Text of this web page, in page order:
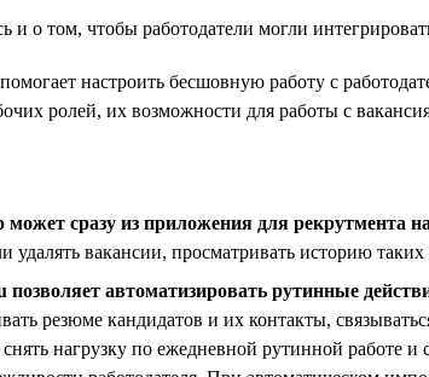
и о том, чтобы работодатели могли
настроить бесшовную работу с
ролей, их возможности для работы с
сразу из приложения для рекрутмента
удалять вакансии, просматривать историю таких
автоматизировать рутинные
резюме кандидатов и их контакты,
нагрузку по ежедневной рутинной работе